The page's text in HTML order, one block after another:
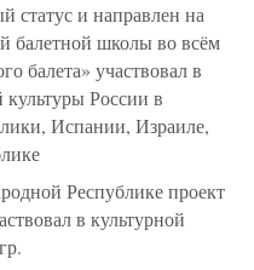
статус и направлен на
балетной школы во всём
балета» участвовал в
России в
Испании, Израиле,
Республике проект
в культурной